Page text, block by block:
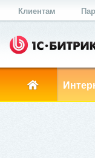
Клиентам